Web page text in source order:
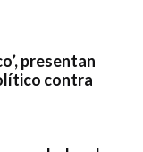
presentan
contra